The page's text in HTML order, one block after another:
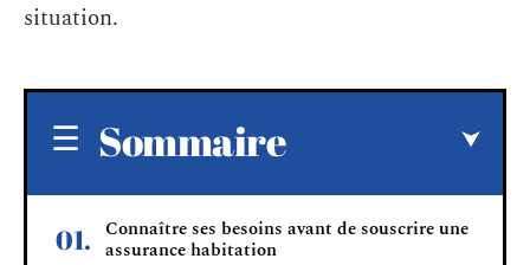
situation.
Sommaire
Connaître ses besoins avant de souscrire une
assurance habitation